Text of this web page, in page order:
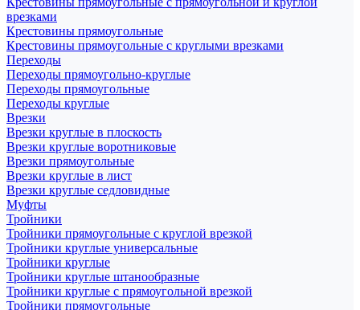
врезками
Крестовины прямоугольные
Крестовины прямоугольные с круглыми врезками
Переходы
Переходы прямоугольно-круглые
Переходы прямоугольные
Переходы круглые
Врезки
Врезки круглые в плоскость
Врезки круглые воротниковые
Врезки прямоугольные
Врезки круглые в лист
Врезки круглые седловидные
Муфты
Тройники
Тройники прямоугольные с круглой врезкой
Тройники круглые универсальные
Тройники круглые
Тройники круглые штанообразные
Тройники круглые с прямоугольной врезкой
Тройники прямоугольные